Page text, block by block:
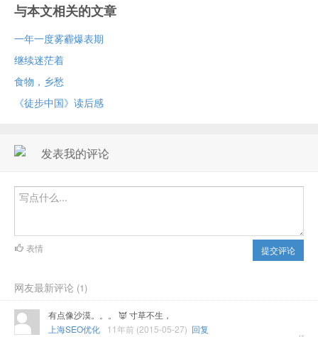
与本文相关的文章
一年一度雾霾爆表期
继续迷茫着
食物，乡愁
《徒步中国》读后感
发表我的评论
提交评论
表情
网友最新评论 (1)
有点像沙漠。。。 👿 寸草不生，
上海SEO优化
11年前 (2015-05-27) 回复